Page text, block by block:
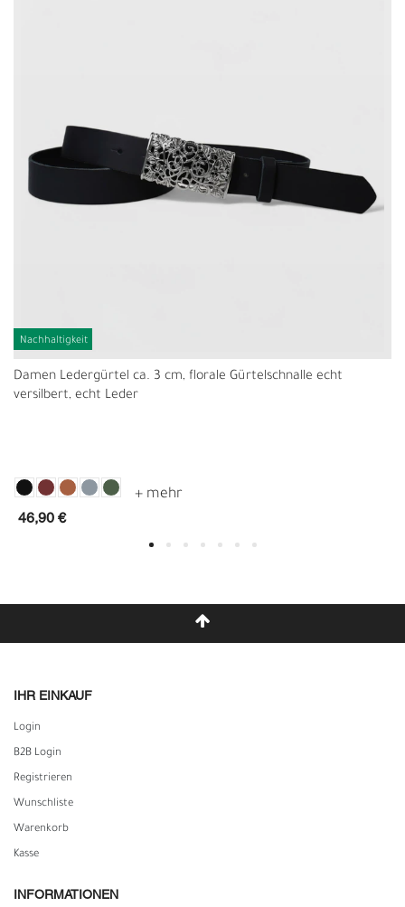
Nachhaltigkeit
Damen Ledergürtel ca. 3 cm, florale Gürtelschnalle echt
versilbert, echt Leder
46,90 €
IHR EINKAUF
Login
B2B Login
Registrieren
Wunschliste
Warenkorb
Kasse
INFORMATIONEN